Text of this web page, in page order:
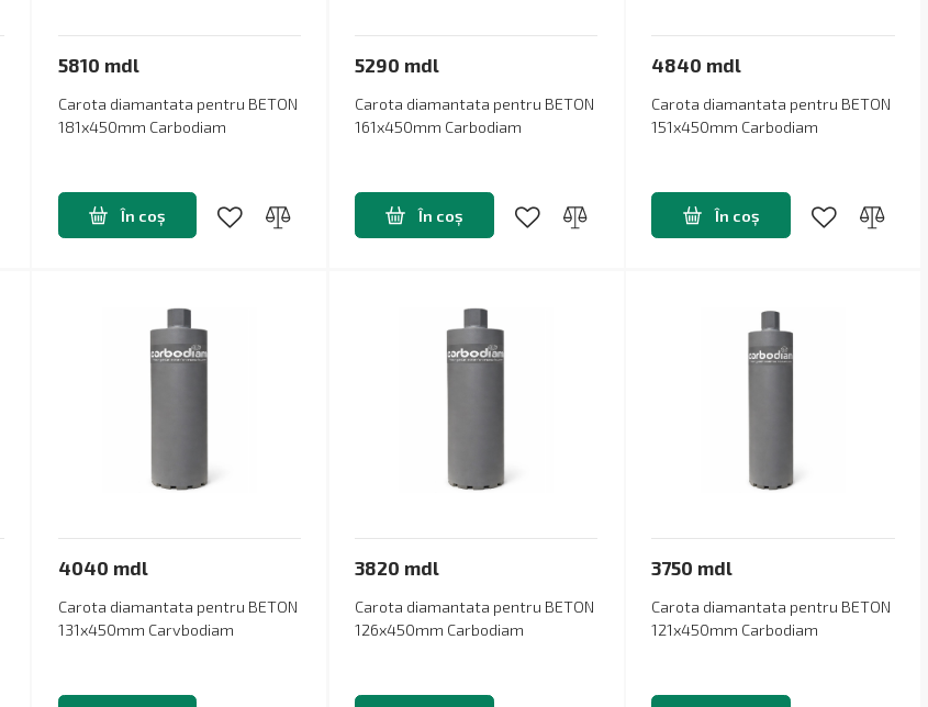
5810 mdl
Carota diamantata pentru BETON
181x450mm Carbodiam
În coș
5290 mdl
Carota diamantata pentru BETON
161x450mm Carbodiam
În coș
4840 mdl
Carota diamantata pentru BETON
151x450mm Carbodiam
În coș
4040 mdl
Carota diamantata pentru BETON
131x450mm Carvbodiam
3820 mdl
Carota diamantata pentru BETON
126x450mm Carbodiam
3750 mdl
Carota diamantata pentru BETON
121x450mm Carbodiam